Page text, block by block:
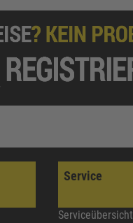
Service
Serviceübersicht